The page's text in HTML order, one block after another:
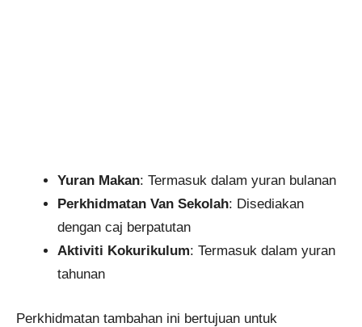
Yuran Makan: Termasuk dalam yuran bulanan
Perkhidmatan Van Sekolah: Disediakan
dengan caj berpatutan
Aktiviti Kokurikulum: Termasuk dalam yuran
tahunan
Perkhidmatan tambahan ini bertujuan untuk